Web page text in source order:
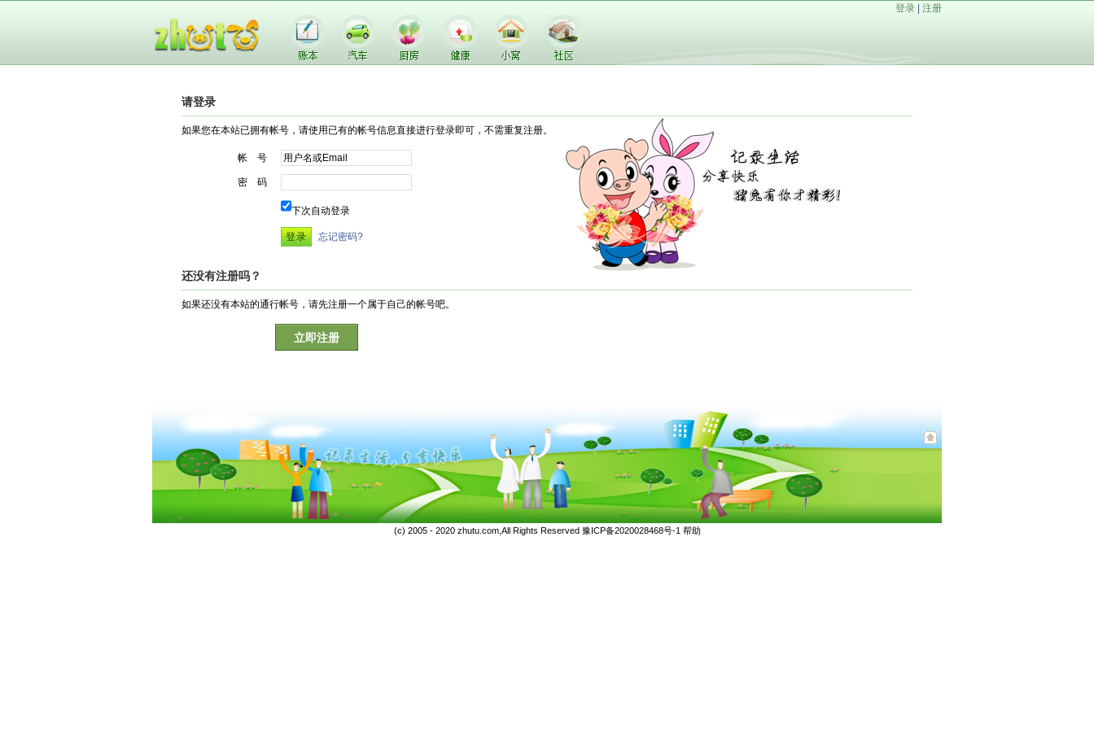
登录 注册
请登录
如果您在本站已拥有帐号，请使用已有的帐号信息直接进行登录即可，不需重复注册。
帐 号
密 码
下次自动登录
忘记密码?
还没有注册吗？
如果还没有本站的通行帐号，请先注册一个属于自己的帐号吧。
立即注册
(c) 2005 - 2020 zhutu.com,All Rights Reserved 豫ICP备2020028468号-1 帮助